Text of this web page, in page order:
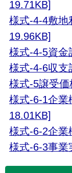
19.71KB]
様式-4-4敷地
19.96KB]
様式-4-5資金
様式-4-6収支
様式-5譲受
様式-6-1企業
18.01KB]
様式-6-2企業
様式-6-3事業